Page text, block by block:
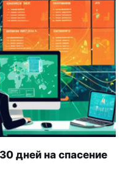
дней на спасение